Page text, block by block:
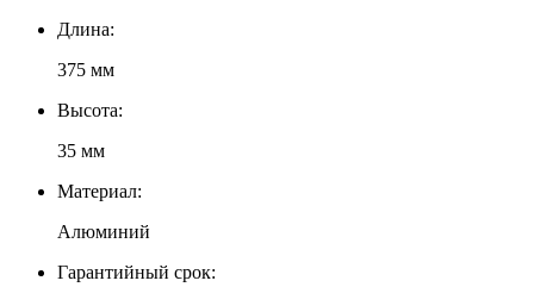
Длина:
375 мм
Высота:
35 мм
Материал:
Алюминий
Гарантийный срок: